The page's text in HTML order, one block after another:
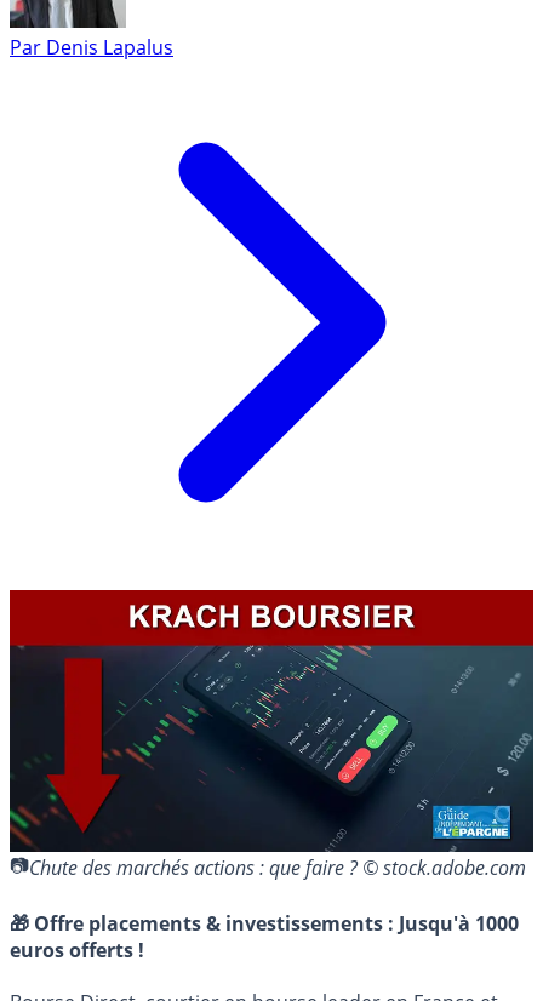
Par Denis Lapalus
Chute des marchés actions : que faire ? © stock.adobe.com
🎁 Offre placements & investissements : Jusqu'à 1000
euros offerts !